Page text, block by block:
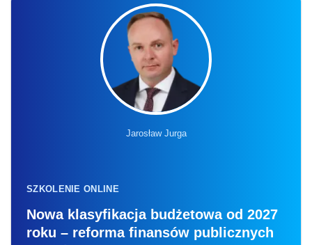
Jarosław Jurga
SZKOLENIE ONLINE
Nowa klasyfikacja budżetowa od 2027
roku – reforma finansów publicznych